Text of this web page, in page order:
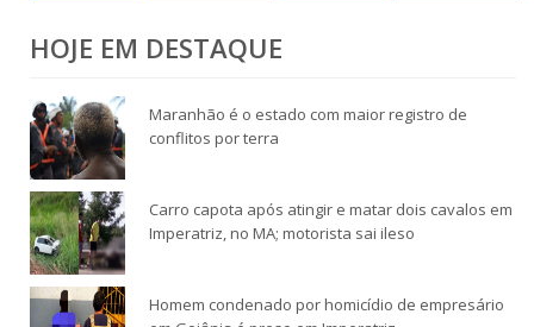
HOJE EM DESTAQUE
Maranhão é o estado com maior registro de
conflitos por terra
Carro capota após atingir e matar dois cavalos em
Imperatriz, no MA; motorista sai ileso
Homem condenado por homicídio de empresário